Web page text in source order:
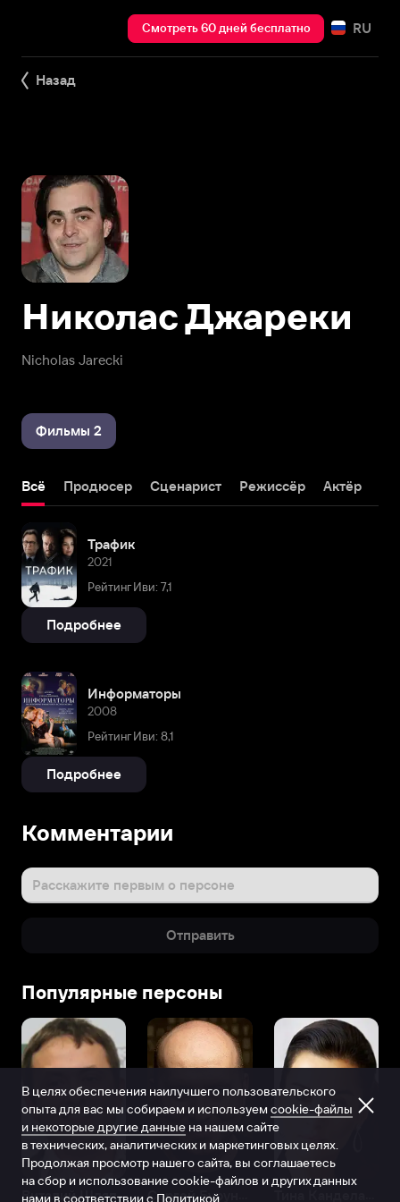
Смотреть 60 дней бесплатно RU
Назад
Nicholas Jarecki
Николас Джареки
Фильмы 2
Всё Продюсер Сценарист Режиссёр Актёр
Трафик
2021
Рейтинг Иви: 7,1
Подробнее
Информаторы
2008
Рейтинг Иви: 8,1
Подробнее
Комментарии
Расскажите первым о персоне
Отправить
Популярные персоны
Виталий Шляппо
В целях обеспечения наилучшего пользовательского
опыта для вас мы собираем и используем cookie-файлы
и некоторые другие данные на нашем сайте
в технических, аналитических и маркетинговых целях.
Продолжая просмотр нашего сайта, вы соглашаетесь
на сбор и использование cookie-файлов и других данных
нами в соответствии с Политикой